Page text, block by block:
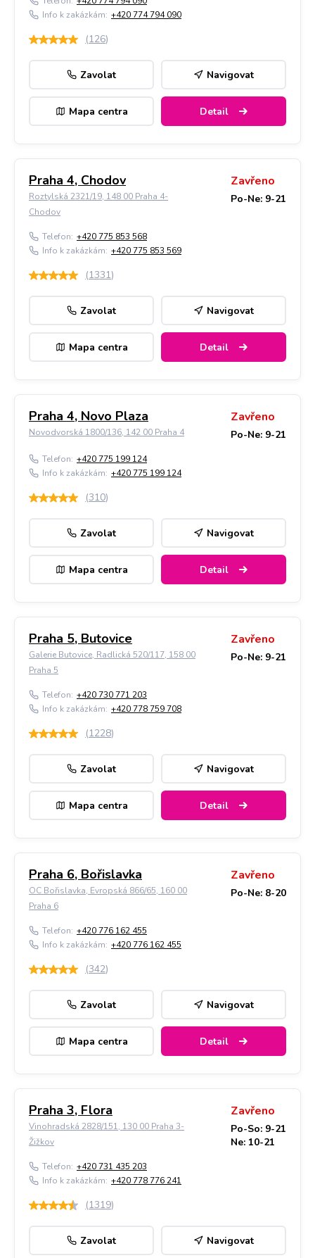
Info k zakázkám: +420 774 794 090
(126)
Zavolat Navigovat
Mapa centra Detail
Praha 4, Chodov
Roztylská 2321/19, 148 00 Praha 4-
Chodov
Zavřeno
Po-Ne: 9-21
Telefon: +420 775 853 568
Info k zakázkám: +420 775 853 569
(1331)
Zavolat Navigovat
Mapa centra Detail
Praha 4, Novo Plaza
Novodvorská 1800/136, 142 00 Praha 4
Zavřeno
Po-Ne: 9-21
Telefon: +420 775 199 124
Info k zakázkám: +420 775 199 124
(310)
Zavolat Navigovat
Mapa centra Detail
Praha 5, Butovice
Galerie Butovice, Radlická 520/117, 158 00
Praha 5
Zavřeno
Po-Ne: 9-21
Telefon: +420 730 771 203
Info k zakázkám: +420 778 759 708
(1228)
Zavolat Navigovat
Mapa centra Detail
Praha 6, Bořislavka
OC Bořislavka, Evropská 866/65, 160 00
Praha 6
Zavřeno
Po-Ne: 8-20
Telefon: +420 776 162 455
Info k zakázkám: +420 776 162 455
(342)
Zavolat Navigovat
Mapa centra Detail
Praha 3, Flora
Vinohradská 2828/151, 130 00 Praha 3-
Žižkov
Zavřeno
Po-So: 9-21
Ne: 10-21
Telefon: +420 731 435 203
Info k zakázkám: +420 778 776 241
(1319)
Zavolat Navigovat